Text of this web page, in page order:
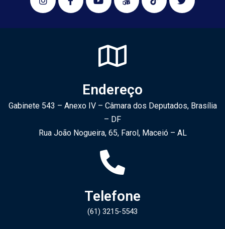
Endereço
Gabinete 543 – Anexo IV – Câmara dos Deputados, Brasília
– DF
Rua João Nogueira, 65, Farol, Maceió – AL
Telefone
(61) 3215-5543​